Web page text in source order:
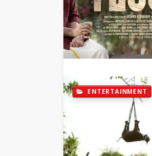
ENTERTAINMENT